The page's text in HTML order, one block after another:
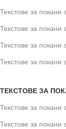
Текстове за покани
Текстове за
Текстове за покани
Текстове за покани
ТЕКСТОВЕ ЗА
Текстове за покани
Текстове за